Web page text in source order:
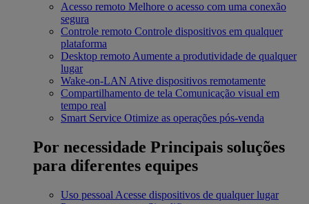
Acesso remoto Melhore o acesso com uma conexão
segura
Controle remoto Controle dispositivos em qualquer
plataforma
Desktop remoto Aumente a produtividade de qualquer
lugar
Wake-on-LAN Ative dispositivos remotamente
Compartilhamento de tela Comunicação visual em
tempo real
Smart Service Otimize as operações pós-venda
Por necessidade Principais soluções
para diferentes equipes
Uso pessoal Acesse dispositivos de qualquer lugar